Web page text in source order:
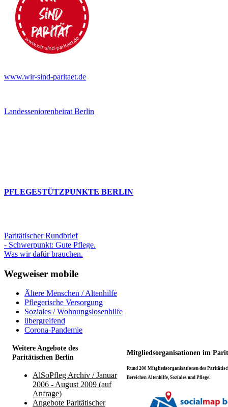
www.wir-sind-paritaet.de
Landesseniorenbeirat Berlin
PFLEGESTÜTZPUNKTE BERLIN
Paritätischer Rundbrief
- Schwerpunkt: Gute Pflege.
Was wir dafür brauchen.
Wegweiser mobile
Ältere Menschen / Altenhilfe
Pflegerische Versorgung
Soziales / Wohnungslosenhilfe
übergreifend
Corona-Pandemie
Weitere Angebote des
Paritätischen Berlin
Mitgliedsorganisationen im
AlSoPfleg Archiv / Januar
2006 - August 2009 (auf
Anfrage)
Angebote Paritätischer
Rund 200 Mitgliedsorganisationen des
Bereichen Altenhilfe, Soziales und Pflege.